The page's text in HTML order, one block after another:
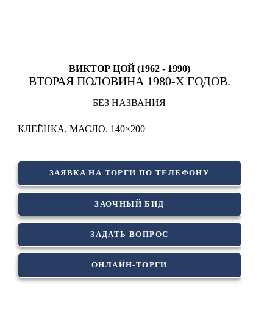
ВИКТОР ЦОЙ (1962 - 1990)
ВТОРАЯ ПОЛОВИНА 1980-Х ГОДОВ.
БЕЗ НАЗВАНИЯ
КЛЕЁНКА, МАСЛО. 140×200
ЗАЯВКА НА ТОРГИ ПО ТЕЛЕФОНУ
ЗАОЧНЫЙ БИД
ЗАДАТЬ ВОПРОС
ОНЛАЙН-ТОРГИ